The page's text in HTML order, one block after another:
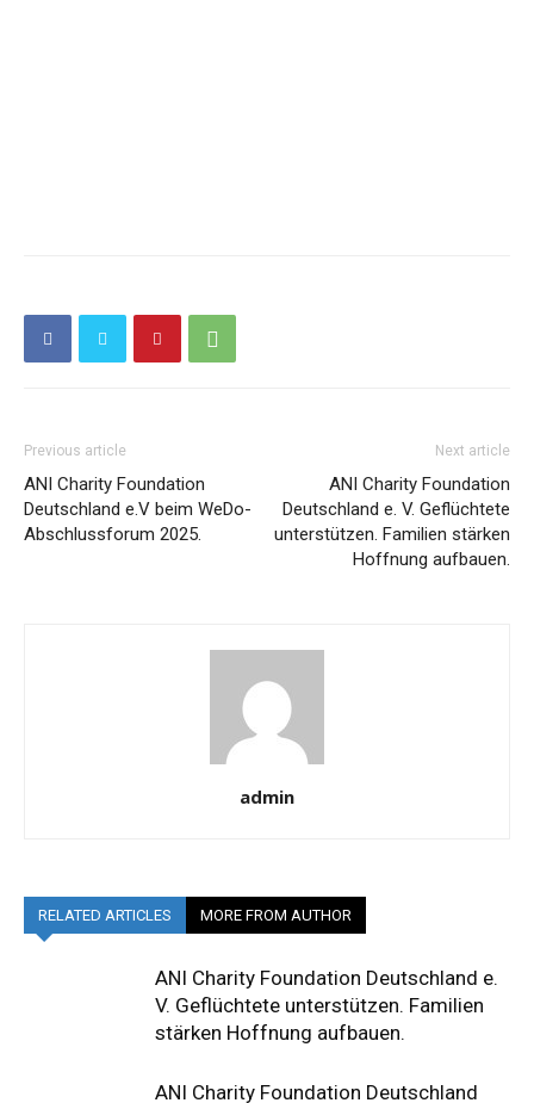
Previous article
ANI Charity Foundation
Deutschland e.V beim WeDo-
Abschlussforum 2025.
Next article
ANI Charity Foundation
Deutschland e. V. Geflüchtete
unterstützen. Familien stärken
Hoffnung aufbauen.
admin
RELATED ARTICLES MORE FROM AUTHOR
ANI Charity Foundation Deutschland e.
V. Geflüchtete unterstützen. Familien
stärken Hoffnung aufbauen.
ANI Charity Foundation Deutschland